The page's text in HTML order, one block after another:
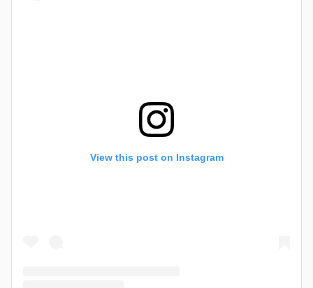
View this post on Instagram